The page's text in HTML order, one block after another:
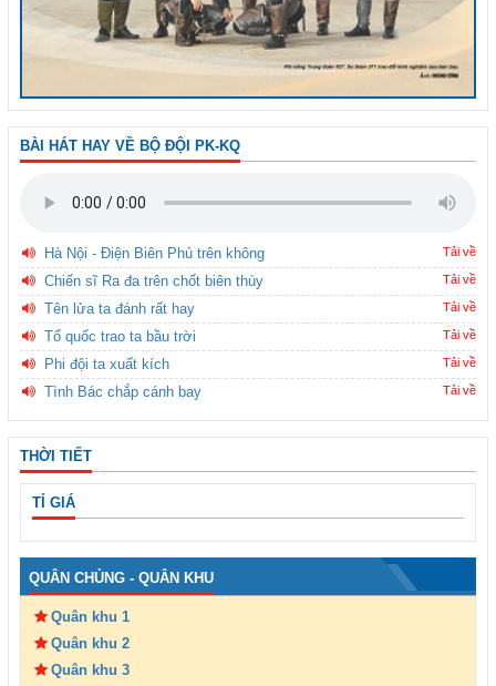
BÀI HÁT HAY VỀ BỘ ĐỘI PK-KQ
Hà Nội - Điện Biên Phủ trên không Tải về
Chiến sĩ Ra đa trên chốt biên thùy Tải về
Tên lửa ta đánh rất hay Tải về
Tổ quốc trao ta bầu trời Tải về
Phi đội ta xuất kích Tải về
Tình Bác chắp cánh bay Tải về
THỜI TIẾT
TỈ GIÁ
QUÂN CHỦNG - QUÂN KHU
Quân khu 1
Quân khu 2
Quân khu 3